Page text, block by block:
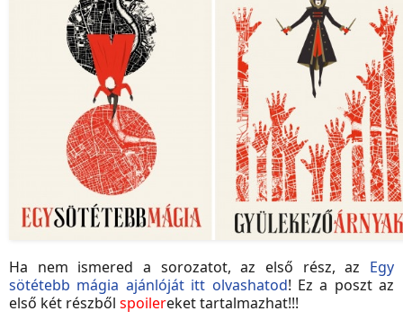
Ha nem ismered a sorozatot, az első rész, az Egy
sötétebb mágia ajánlóját itt olvashatod! Ez a poszt az
első két részből spoilereket tartalmazhat!!!